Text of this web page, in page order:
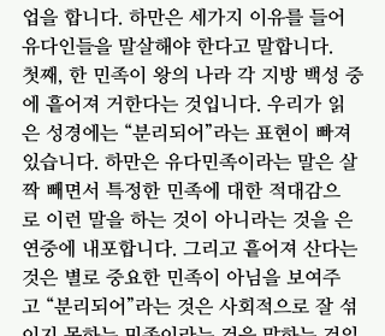
업을 합니다. 하만은 세가지 이유를 들어
유다인들을 말살해야 한다고 말합니다.
첫째, 한 민족이 왕의 나라 각 지방 백성 중
에 흩어져 거한다는 것입니다. 우리가 읽
은 성경에는 “분리되어”라는 표현이 빠져
있습니다. 하만은 유다민족이라는 말은 살
짝 빼면서 특정한 민족에 대한 적대감으
로 이런 말을 하는 것이 아니라는 것을 은
연중에 내포합니다. 그리고 흩어져 산다는
것은 별로 중요한 민족이 아님을 보여주
고 “분리되어”라는 것은 사회적으로 잘 섞